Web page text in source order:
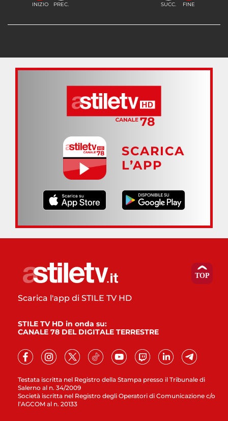
INIZIO PREC. SUCC. FINE
SCARICA
L’APP
Testata iscritta nel Registro della Stampa presso il Tribunale di
Salerno al n. 34/2009
Società iscritta nel Registro degli Operatori di Comunicazione c/o
l’AGCOM al n. 20133
Scarica l'app di STILE TV HD
STILE TV HD in onda su:
CANALE 78 DEL DIGITALE TERRESTRE